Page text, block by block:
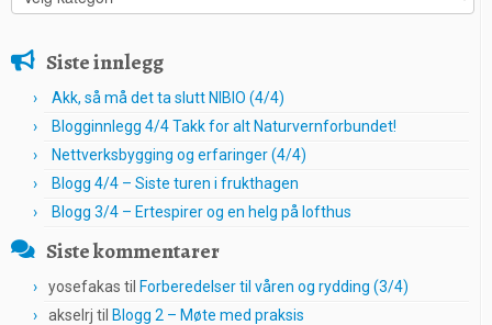
Siste innlegg
Akk, så må det ta slutt NIBIO (4/4)
Blogginnlegg 4/4 Takk for alt Naturvernforbundet!
Nettverksbygging og erfaringer (4/4)
Blogg 4/4 – Siste turen i frukthagen
Blogg 3/4 – Ertespirer og en helg på lofthus
Siste kommentarer
yosefakas til Forberedelser til våren og rydding (3/4)
akselrj til Blogg 2 – Møte med praksis